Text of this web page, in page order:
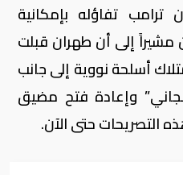
ترامب تفاؤله بإمكانية
مشيراً إلى أن طهران قبلت
أسلحة نووية إلى جانب
وإعادة فتح مضيق
التصريحات حتى الآن.